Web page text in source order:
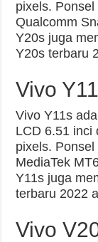
pixels.
Qualcomm
Y20s juga
Y20s terbaru
Vivo
Vivo Y11s
LCD 6.51 inci
pixels.
MediaTek
Y11s juga
terbaru 2022
Vivo